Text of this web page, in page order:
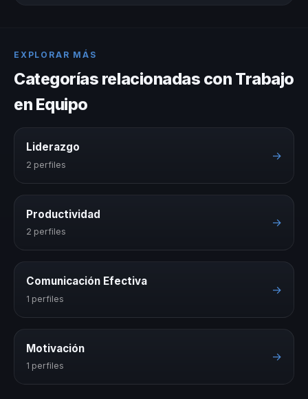
EXPLORAR MÁS
Categorías relacionadas con Trabajo
en Equipo
Liderazgo
2 perfiles
→
Productividad
2 perfiles
→
Comunicación Efectiva
1 perfiles
→
Motivación
1 perfiles
→